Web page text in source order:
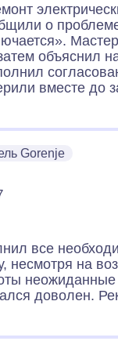
о
объяснил
вместе до
Gorenje
все
несмотря на
доволен.